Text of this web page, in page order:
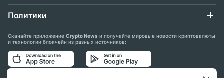
Политики
Скачайте приложение Crypto News и получайте мировые новости криптовалюты
и технологии блокчейн из разных источников: